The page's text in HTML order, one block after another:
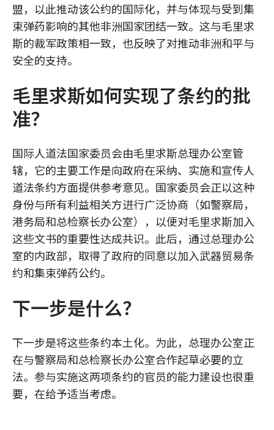
盟，以此推动该公约的国际化，并与体现与受到集
束弹药影响的其他非洲国家团结一致。这与毛里求
斯的裁军政策相一致，也反映了对推动非洲和平与
安全的支持。
毛里求斯如何实现了条约的批
准？
国际人道法国家委员会由毛里求斯总理办公室管
辖，它的主要工作是向政府在采纳、实施和宣传人
道法条约方面提供参考意见。国家委员会正以这种
身份与所有利益相关方进行广泛协商（如警察局，
港务局和总检察长办公室），以便对毛里求斯加入
这些文书的重要性达成共识。此后，通过总理办公
室的内政部，取得了政府的同意以加入武器贸易条
约和集束弹药公约。
下一步是什么？
下一步是将这些条约本土化。为此，总理办公室正
在与警察局和总检察长办公室合作起草必要的立
法。参与实施这两项条约的官员的能力建设也很重
要，在给予适当考虑。